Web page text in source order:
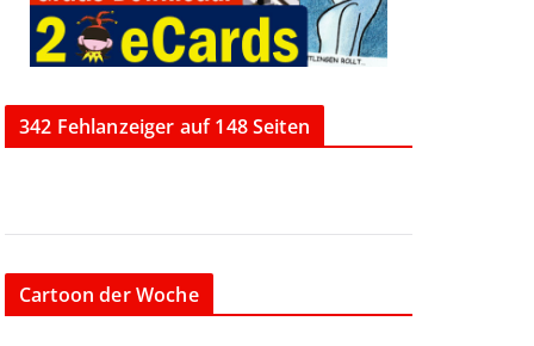
342 Fehlanzeiger auf 148 Seiten
Cartoon der Woche